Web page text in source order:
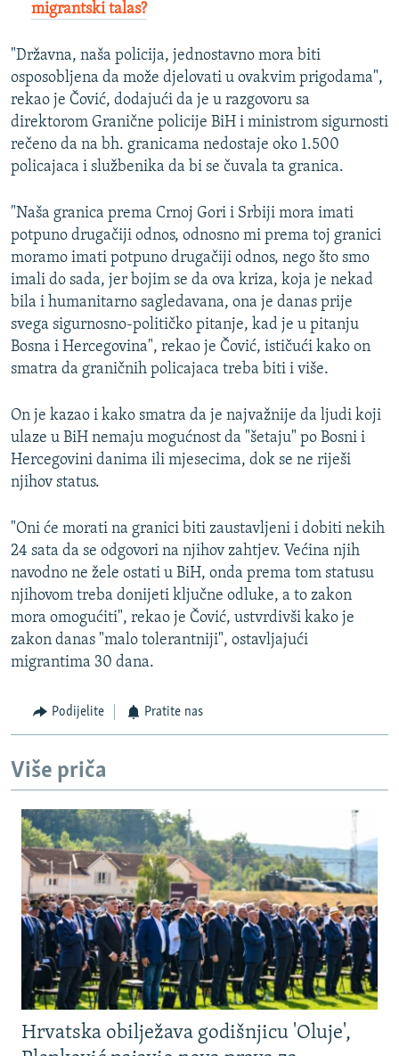
migrantski talas?
"Državna, naša policija, jednostavno mora biti
osposobljena da može djelovati u ovakvim prigodama",
rekao je Čović, dodajući da je u razgovoru sa
direktorom Granične policije BiH i ministrom sigurnosti
rečeno da na bh. granicama nedostaje oko 1.500
policajaca i službenika da bi se čuvala ta granica.
"Naša granica prema Crnoj Gori i Srbiji mora imati
potpuno drugačiji odnos, odnosno mi prema toj granici
moramo imati potpuno drugačiji odnos, nego što smo
imali do sada, jer bojim se da ova kriza, koja je nekad
bila i humanitarno sagledavana, ona je danas prije
svega sigurnosno-političko pitanje, kad je u pitanju
Bosna i Hercegovina", rekao je Čović, ističući kako on
smatra da graničnih policajaca treba biti i više.
On je kazao i kako smatra da je najvažnije da ljudi koji
ulaze u BiH nemaju mogućnost da "šetaju" po Bosni i
Hercegovini danima ili mjesecima, dok se ne riješi
njihov status.
"Oni će morati na granici biti zaustavljeni i dobiti nekih
24 sata da se odgovori na njihov zahtjev. Većina njih
navodno ne žele ostati u BiH, onda prema tom statusu
njihovom treba donijeti ključne odluke, a to zakon
mora omogućiti", rekao je Čović, ustvrdivši kako je
zakon danas "malo tolerantniji", ostavljajući
migrantima 30 dana.
Podijelite Pratite nas
Više priča
Hrvatska obilježava godišnjicu 'Oluje',